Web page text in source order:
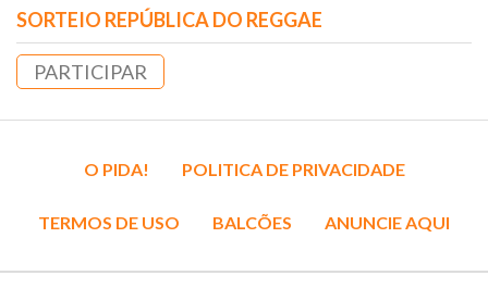
SORTEIO REPÚBLICA DO REGGAE
PARTICIPAR
O PIDA! POLITICA DE PRIVACIDADE
TERMOS DE USO BALCÕES ANUNCIE AQUI